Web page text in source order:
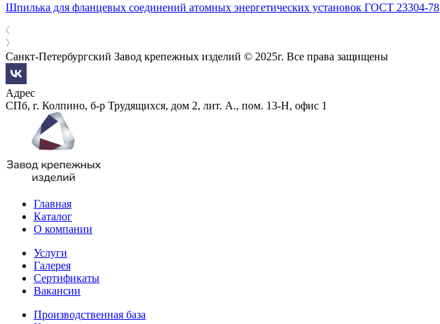
Шпилька для фланцевых соединений атомных энергетических установок ГОСТ 23304-78
Санкт-Петербургский Завод крепежных изделий © 2025г. Все права защищены
Адрес
СПб, г. Колпино, б-р Трудящихся, дом 2, лит. А., пом. 13-Н, офис 1
Главная
Каталог
О компании
Услуги
Галерея
Сертификаты
Вакансии
Производственная база